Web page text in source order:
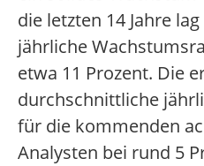
die letzten 14 Jahre
jährliche
etwa 11 Prozent. Die
durchschnittliche
für die kommenden
Analysten bei rund 5